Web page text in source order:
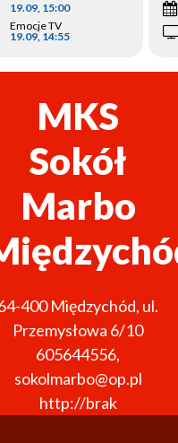
19.09, 15:00
Emocje TV
19.09, 14:55
MKS
Sokół
Marbo
400 Międzychód, ul.
Przemysłowa 6/10
605644556,
sokolmarbo@op.pl
http://brak